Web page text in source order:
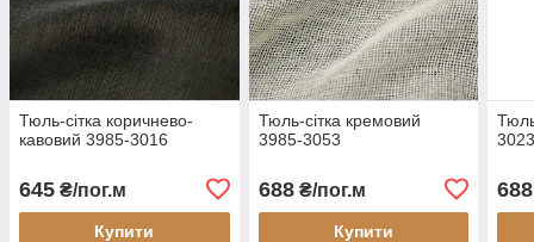
Тюль-сітка коричнево-
кавовий 3985-3016
645 ₴/пог.м
Купити
Тюль-сітка кремовий
3985-3053
688₴/пог.м
Купити
688